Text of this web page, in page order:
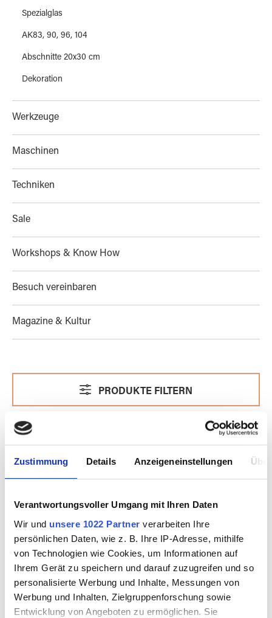
Zustimmung Details Anzeigeneinstellungen
Verantwortungsvoller Umgang mit Ihren Daten
Wir und unsere 1022 Partner verarbeiten Ihre
persönlichen Daten, wie z. B. Ihre IP-Adresse, mithilfe
von Technologien wie Cookies, um Informationen auf
Ihrem Gerät zu speichern und darauf zuzugreifen und so
personalisierte Werbung und Inhalte, Messungen von
Werbung und Inhalten, Zielgruppenforschung sowie
Entwicklung von Angeboten zu ermöglichen. Sie
Spezialglas
AK83, 90, 96, 104
Abschnitte 20x30 cm
Dekoration
Werkzeuge
Maschinen
Techniken
Sale
Workshops & Know How
Besuch vereinbaren
Magazine & Kultur
PRODUKTE FILTERN
BULLSEYE 0216-
BULLSEYE 0100-